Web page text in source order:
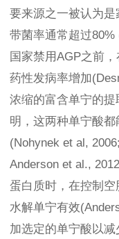
要来源之一被认为
带菌率通常超过
国家禁用AGP之前
药性发病率增加
浓缩的富含单宁的
明，这两种单宁酸
(Nohynek et al,
Anderson et al.,
蛋白质时，在控制
水解单宁有效
加选定的单宁酸以